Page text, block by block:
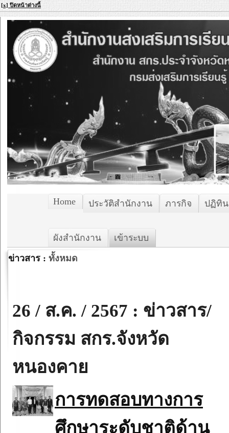
[x] ปิดหน้าต่างนี้
Home ประวัติสำนักงาน ภารกิจ ปฏิทิ
ผังสำนักงาน
เข้าระบบ
ข่าวสาร : ทั้งหมด
26 / ส.ค. / 2567 : ข่าวสาร/
กิจกรรม สกร.จังหวัด
หนองคาย
การทดสอบทางการ
ศึกษาระดับชาติด้าน